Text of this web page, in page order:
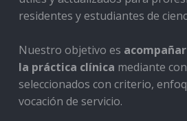
residentes y estudiantes de
Nuestro objetivo es
la práctica clínica mediante
seleccionados con criterio,
vocación de servicio.